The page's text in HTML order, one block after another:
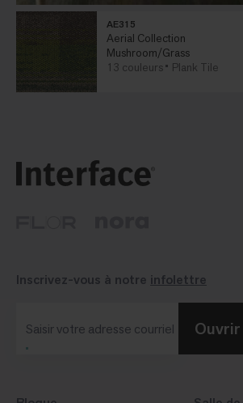
AE315
Aerial Collection
Mushroom/Grass
13 couleurs
Plank Tile
Inscrivez-vous à notre infolettre
Saisir votre adresse courriel